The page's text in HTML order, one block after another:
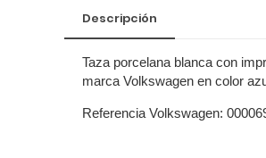
Descripción
Taza porcelana blanca con
marca Volkswagen en color
Referencia Volkswagen: